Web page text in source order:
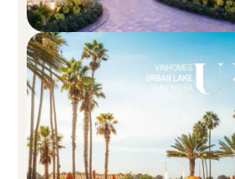
Nhà phố tại đây không chỉ đáp ứng
cơ hội kinh doanh ngay trong một khu
Diện tích: 60 – 75m2
Mặt tiền: 5m
Thiết kế: Chiều cao 5 tầng